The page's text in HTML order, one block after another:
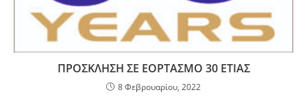
ΠΡΟΣΚΛΗΣΗ ΣΕ ΕΟΡΤΑΣΜΟ 30 ΕΤΙΑΣ
8 Φεβρουαρίου, 2022